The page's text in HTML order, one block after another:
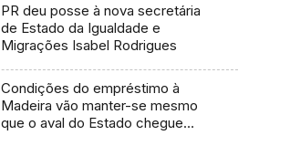
PR deu posse à nova secretária
de Estado da Igualdade e
Migrações Isabel Rodrigues
Condições do empréstimo à
Madeira vão manter-se mesmo
que o aval do Estado chegue